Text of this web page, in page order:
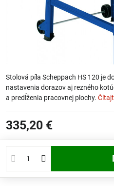
Stolová píla Scheppach HS 120 je
nastavenia dorazov aj rezného
a predĺženia pracovnej plochy.
335,20 €